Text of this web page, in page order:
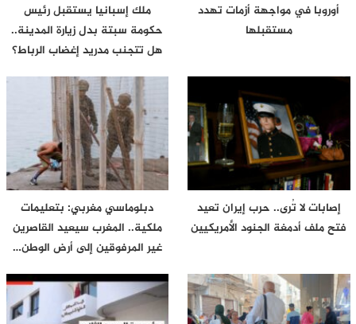
أوروبا في مواجهة أزمات تهدد
مستقبلها
ملك إسبانيا يستقبل رئيس
حكومة سبتة بدل زيارة المدينة..
هل تتجنب مدريد إغضاب الرباط؟
إصابات لا تُرى.. حرب إيران تعيد
فتح ملف أدمغة الجنود الأمريكيين
دبلوماسي مغربي: بتعليمات
ملكية.. المغرب سيعيد القاصرين
غير المرفوقين إلى أرض الوطن…